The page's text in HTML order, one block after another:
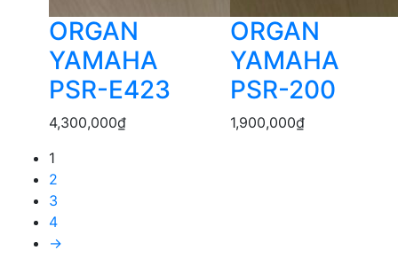
ORGAN
YAMAHA
PSR-E423
4,300,000₫
ORGAN
YAMAHA
PSR-200
1,900,000₫
1
2
3
4
→